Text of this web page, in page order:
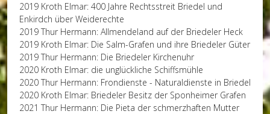
2019 Kroth Elmar: 400 Jahre Rechtsstreit Briedel und
Enkirdch über Weiderechte
2019 Thur Hermann: Allmendeland auf der Briedeler Heck
2019 Kroth Elmar: Die Salm-Grafen und ihre Briedeler Güter
2019 Thur Hermann: Die Briedeler Kirchenuhr
2020 Kroth Elmar: die unglückliche Schiffsmühle
2020 Thur Hermann: Frondienste - Naturaldienste in Briedel
2020 Kroth Elmar: Briedeler Besitz der Sponheimer Grafen
2021 Thur Hermann: Die Pieta der schmerzhaften Mutter